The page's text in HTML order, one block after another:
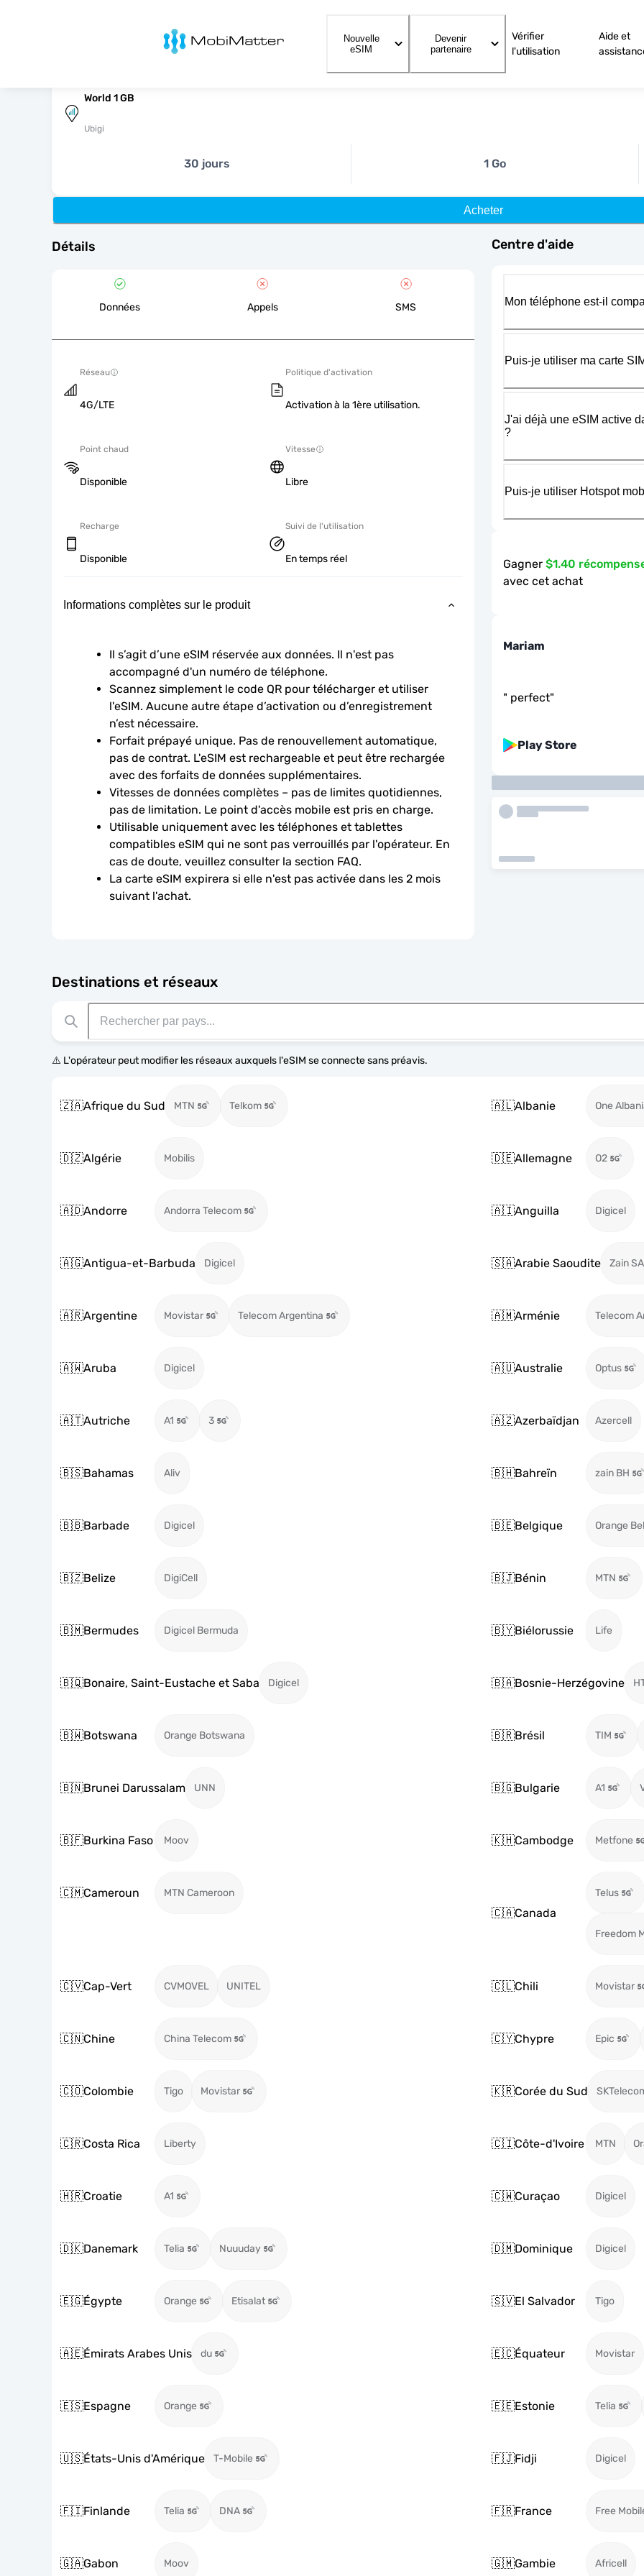
MobiMatter
Nouvelle
eSIM
Devenir
partenaire
Vérifier
l'utilisation
Aide et
World 1 GB
Ubigi
30 jours 1 Go
Acheter
Détails
Données Appels SMS
Réseau
4G/LTE
Politique d'activation
Activation à la 1ère utilisation.
Point chaud
Disponible
Vitesse
Libre
Recharge
Disponible
Suivi de l'utilisation
En temps réel
Informations complètes sur le produit
Il s’agit d’une eSIM réservée aux données. Il n'est pas
accompagné d'un numéro de téléphone.
Scannez simplement le code QR pour télécharger et utiliser
l'eSIM. Aucune autre étape d’activation ou d’enregistrement
n’est nécessaire.
Forfait prépayé unique. Pas de renouvellement automatique,
pas de contrat. L'eSIM est rechargeable et peut être rechargée
avec des forfaits de données supplémentaires.
Vitesses de données complètes – pas de limites quotidiennes,
pas de limitation. Le point d'accès mobile est pris en charge.
Utilisable uniquement avec les téléphones et tablettes
compatibles eSIM qui ne sont pas verrouillés par l'opérateur. En
cas de doute, veuillez consulter la section FAQ.
La carte eSIM expirera si elle n'est pas activée dans les 2 mois
suivant l'achat.
Destinations et réseaux
⚠️ L'opérateur peut modifier les réseaux auxquels l'eSIM se connecte sans préavis.
🇿🇦Afrique du Sud MTN Telkom 🇦🇱Albanie One
🇩🇿Algérie Mobilis 🇩🇪Allemagne O2
🇦🇩Andorre Andorra Telecom 🇦🇮Anguilla Digicel
🇦🇬Antigua-et-Barbuda Digicel 🇸🇦Arabie Saoudite Zain SA
🇦🇷Argentine Movistar Telecom Argentina 🇦🇲Arménie Telecom
🇦🇼Aruba Digicel 🇦🇺Australie Optus
🇦🇹Autriche A1 3 🇦🇿Azerbaïdjan Azercell
🇧🇸Bahamas Aliv 🇧🇭Bahreïn zain BH
🇧🇧Barbade Digicel 🇧🇪Belgique Orange
🇧🇿Belize DigiCell 🇧🇯Bénin MTN
🇧🇲Bermudes Digicel Bermuda 🇧🇾Biélorussie Life
🇧🇶Bonaire, Saint-Eustache et Saba Digicel 🇧🇦Bosnie-Herzégovine
🇧🇼Botswana Orange Botswana 🇧🇷Brésil TIM
🇧🇳Brunei Darussalam UNN 🇧🇬Bulgarie A1
🇧🇫Burkina Faso Moov 🇰🇭Cambodge Metfone
🇨🇲Cameroun MTN Cameroon
🇨🇦Canada
Telus
Freedom
🇨🇻Cap-Vert CVMOVEL UNITEL 🇨🇱Chili Movistar
🇨🇳Chine China Telecom 🇨🇾Chypre Epic
🇨🇴Colombie Tigo Movistar 🇰🇷Corée du Sud
🇨🇷Costa Rica Liberty 🇨🇮Côte-d'Ivoire MTN
🇭🇷Croatie A1 🇨🇼Curaçao Digicel
🇩🇰Danemark Telia Nuuuday 🇩🇲Dominique Digicel
🇪🇬Égypte Orange Etisalat 🇸🇻El Salvador Tigo
🇦🇪Émirats Arabes Unis du 🇪🇨Équateur Movistar
🇪🇸Espagne Orange 🇪🇪Estonie Telia
🇺🇸États-Unis d'Amérique T-Mobile 🇫🇯Fidji Digicel
🇫🇮Finlande Telia DNA 🇫🇷France Free
🇬🇦Gabon Moov 🇬🇲Gambie Africell
Centre d'aide
Mon téléphone est-il
Puis-je utiliser ma carte
J'ai déjà une eSIM active
?
Puis-je utiliser Hotspot
Gagner $1.40
avec cet achat
Mariam
" perfect"
Play Store